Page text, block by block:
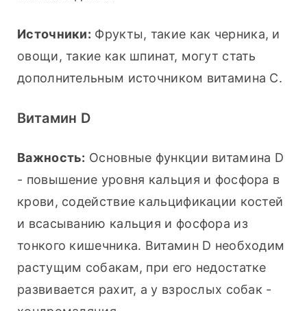
Источники: Фрукты, такие как черника, и
овощи, такие как шпинат, могут стать
дополнительным источником витамина С.
Витамин D
Важность: Основные функции витамина D
- повышение уровня кальция и фосфора в
крови, содействие кальцификации костей
и всасыванию кальция и фосфора из
тонкого кишечника. Витамин D необходим
растущим собакам, при его недостатке
развивается рахит, а у взрослых собак -